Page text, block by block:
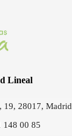
Lineal
19, 28017, Madrid
148 00 85